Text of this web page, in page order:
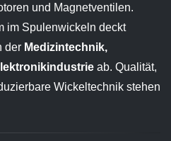
und Magnetventilen.
im Spulenwickeln deckt
der Medizintechnik,
ab. Qualität,
Wickeltechnik stehen